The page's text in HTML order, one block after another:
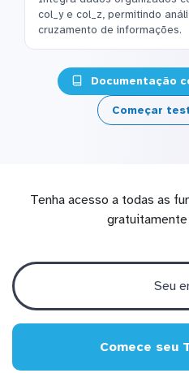
col_y e col_z, permitindo
cruzamento de informações.
Documentação
Começar
Tenha acesso a todas as
Comece seu